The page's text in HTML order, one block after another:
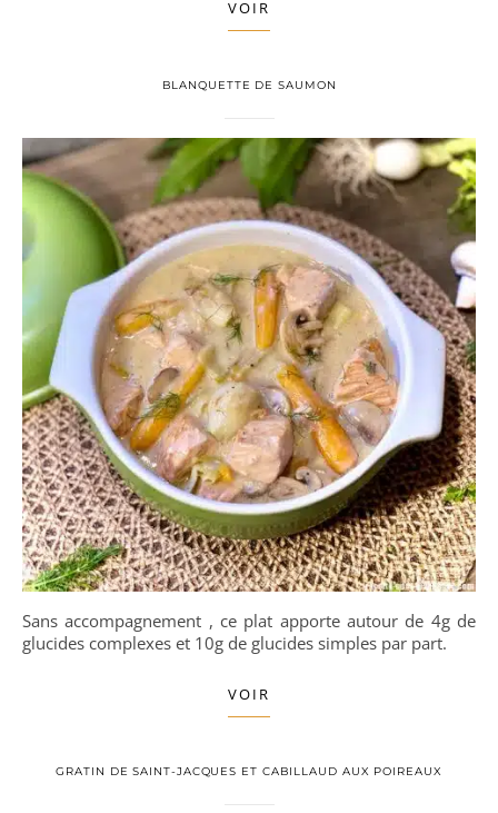
VOIR
BLANQUETTE DE SAUMON
Sans accompagnement , ce plat apporte autour de 4g de
glucides complexes et 10g de glucides simples par part.
VOIR
GRATIN DE SAINT-JACQUES ET CABILLAUD AUX POIREAUX